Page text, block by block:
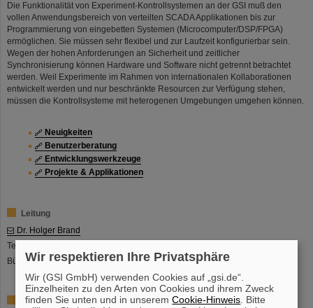
Die Funktionalität von Experiment-Kontrollsystemen an der GSI muß den
vollen Anwendungsbereich von verteilten SCADA Applikationen bis zur
Programmierung von eingebetten Systemen (Microcomputer/DSP/FPGA)
ermöglichen. Sie müssen sehr flexibel und zur Laufzeit konfigurierbar sein.
Wegen der hohen Anforderungen an Sicherheit und zeitlicher
Synchronisierung können Hardware und Software nicht getrennt betrachtet
werden. Weil Experimente im Rahmen von internationalen Kollaborationen
entwickelt werden und nur beschränkte Resourcen zur Verfügung stehen,
müssen die Kontrollsysteme mit heterogenen Umgebungen umgehen können.
Neuigkeiten
Benutzerberatung
Entwicklungswerkzeuge
Projekte & Applikationen
Leitung
Dr. Holger Brand
Tel +49-6159-71-2123
Büro SB2 2.256
Mitarbeiter
Wir respektieren Ihre Privatsphäre
Wir (GSI GmbH) verwenden Cookies auf „gsi.de“.
Einzelheiten zu den Arten von Cookies und ihrem Zweck
finden Sie unten und in unseremCookie-Hinweis . Bitte